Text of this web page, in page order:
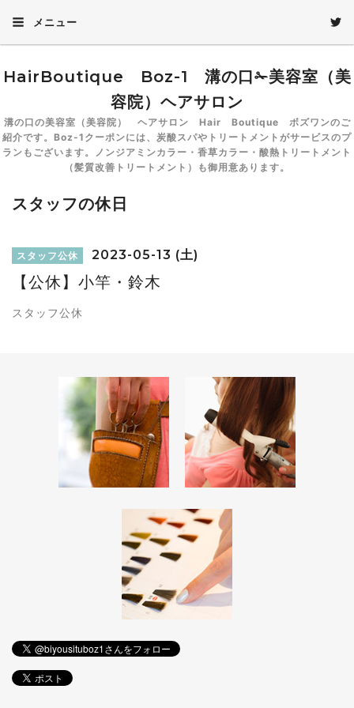
メニュー
HairBoutique Boz-1 溝の口✁美容室（美
容院）ヘアサロン
溝の口の美容室（美容院） ヘアサロン Hair Boutique ボズワンのご
紹介です。Boz-1クーポンには、炭酸スパやトリートメントがサービスのプ
ランもございます。ノンジアミンカラー・香草カラー・酸熱トリートメント
（髪質改善トリートメント）も御用意あります。
スタッフの休日
スタッフ公休 2023-05-13 (土)
【公休】小竿・鈴木
スタッフ公休